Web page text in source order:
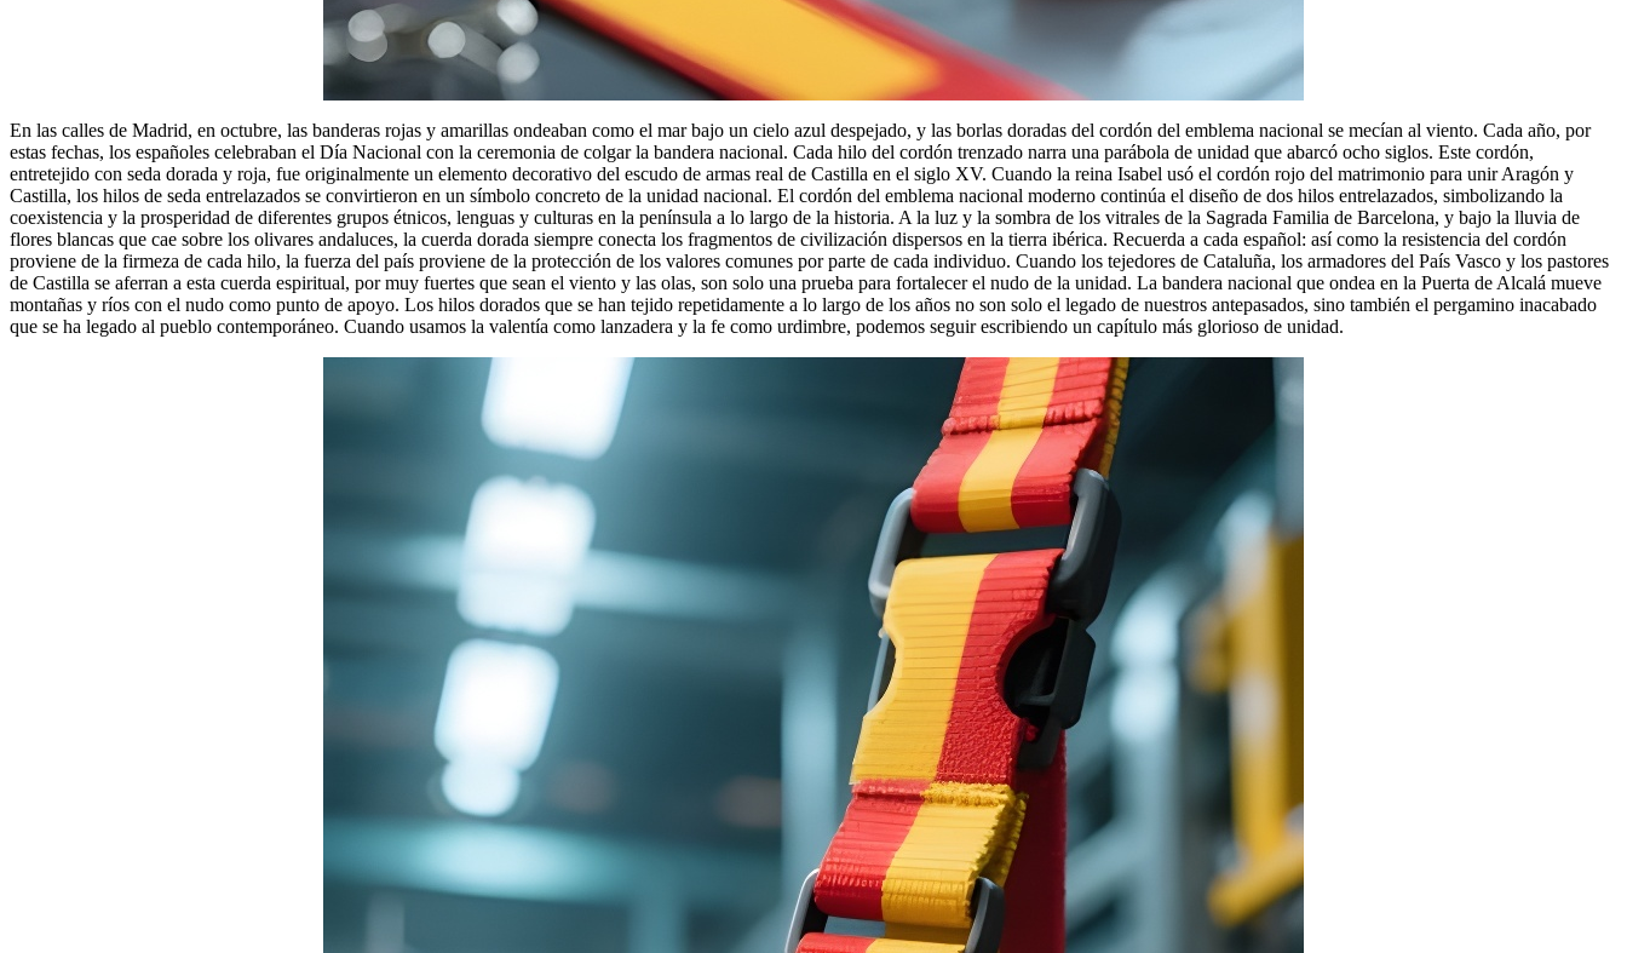
En las calles de Madrid, en octubre, las banderas rojas y amarillas ondeaban como el mar bajo un cielo azul despejado, y las borlas doradas del cordón del emblema nacional se mecían al viento. Cada año, por
estas fechas, los españoles celebraban el Día Nacional con la ceremonia de colgar la bandera nacional. Cada hilo del cordón trenzado narra una parábola de unidad que abarcó ocho siglos. Este cordón,
entretejido con seda dorada y roja, fue originalmente un elemento decorativo del escudo de armas real de Castilla en el siglo XV. Cuando la reina Isabel usó el cordón rojo del matrimonio para unir Aragón y
Castilla, los hilos de seda entrelazados se convirtieron en un símbolo concreto de la unidad nacional. El cordón del emblema nacional moderno continúa el diseño de dos hilos entrelazados, simbolizando la
coexistencia y la prosperidad de diferentes grupos étnicos, lenguas y culturas en la península a lo largo de la historia. A la luz y la sombra de los vitrales de la Sagrada Familia de Barcelona, y bajo la lluvia de
flores blancas que cae sobre los olivares andaluces, la cuerda dorada siempre conecta los fragmentos de civilización dispersos en la tierra ibérica. Recuerda a cada español: así como la resistencia del cordón
proviene de la firmeza de cada hilo, la fuerza del país proviene de la protección de los valores comunes por parte de cada individuo. Cuando los tejedores de Cataluña, los armadores del País Vasco y los pastores
de Castilla se aferran a esta cuerda espiritual, por muy fuertes que sean el viento y las olas, son solo una prueba para fortalecer el nudo de la unidad. La bandera nacional que ondea en la Puerta de Alcalá mueve
montañas y ríos con el nudo como punto de apoyo. Los hilos dorados que se han tejido repetidamente a lo largo de los años no son solo el legado de nuestros antepasados, sino también el pergamino inacabado
que se ha legado al pueblo contemporáneo. Cuando usamos la valentía como lanzadera y la fe como urdimbre, podemos seguir escribiendo un capítulo más glorioso de unidad.